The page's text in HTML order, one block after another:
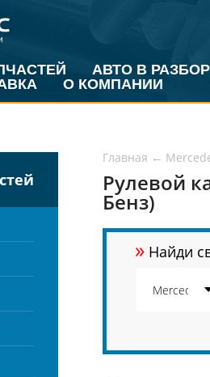
АВТО В РАЗБОР
О КОМПАНИИ
Главная ←
Рулевой
Бенз)
» Найди